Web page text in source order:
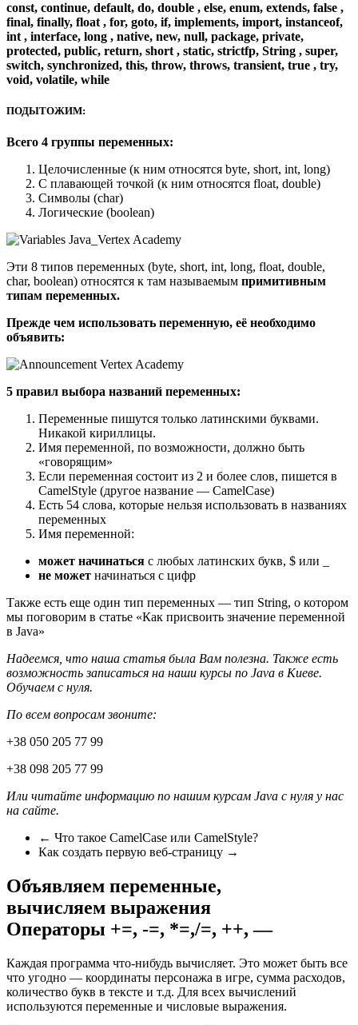
const, continue, default, do, double , else, enum, extends, false ,
final, finally, float , for, goto, if, implements, import, instanceof,
int , interface, long , native, new, null, package, private,
protected, public, return, short , static, strictfp, String , super,
switch, synchronized, this, throw, throws, transient, true , try,
void, volatile, while
ПОДЫТОЖИМ:
Всего 4 группы переменных:
Целочисленные (к ним относятся byte, short, int, long)
С плавающей точкой (к ним относятся float, double)
Символы (char)
Логические (boolean)
Эти 8 типов переменных (byte, short, int, long, float, double,
char, boolean) относятся к там называемым примитивным
типам переменных.
Прежде чем использовать переменную, её необходимо
объявить:
5 правил выбора названий переменных:
Переменные пишутся только латинскими буквами.
Никакой кириллицы.
Имя переменной, по возможности, должно быть
«говорящим»
Если переменная состоит из 2 и более слов, пишется в
CamelStyle (другое название — CamelCase)
Есть 54 слова, которые нельзя использовать в названиях
переменных
Имя переменной:
может начинаться с любых латинских букв, $ или _
не может начинаться с цифр
Также есть еще один тип переменных — тип String, о котором
мы поговорим в статье «Как присвоить значение переменной
в Java»
Надеемся, что наша статья была Вам полезна. Также есть
возможность записаться на наши курсы по Java в Киеве.
Обучаем с нуля.
По всем вопросам звоните:
+38 050 205 77 99
+38 098 205 77 99
Или читайте информацию по нашим курсам Java c нуля у нас
на сайте.
← Что такое CamelCase или CamelStyle?
Как создать первую веб-страницу →
Объявляем переменные,
вычисляем выражения
Операторы +=, -=, *=,/=, ++, —
Каждая программа что-нибудь вычисляет. Это может быть все
что угодно — координаты персонажа в игре, сумма расходов,
количество букв в тексте и т.д. Для всех вычислений
используются переменные и числовые выражения.